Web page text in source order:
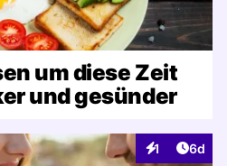
um diese Zeit
und gesünder
1
Interaktionen
6d